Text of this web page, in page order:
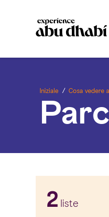
SPIAGGE AD ABU
Iniziale / Cosa vedere
2 liste